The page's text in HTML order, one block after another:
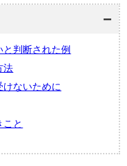
判断された例
法
ないために
と